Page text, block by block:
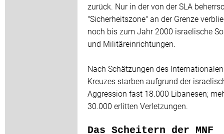
zurück. Nur in der von der SLA
"Sicherheitszone" an der Grenze
noch bis zum Jahr 2000 israelische
und Militäreinrichtungen.
Nach Schätzungen des
Kreuzes starben aufgrund der
Aggression fast 18.000 Libanesen;
30.000 erlitten Verletzungen.
Das Scheitern der MNF